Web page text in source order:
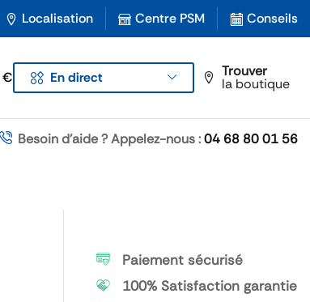
Localisation Centre PSM Conseils
€ En direct Trouver
la boutique
Besoin d'aide ? Appelez-nous :04 68 80 01 56
Paiement sécurisé
100% Satisfaction garantie